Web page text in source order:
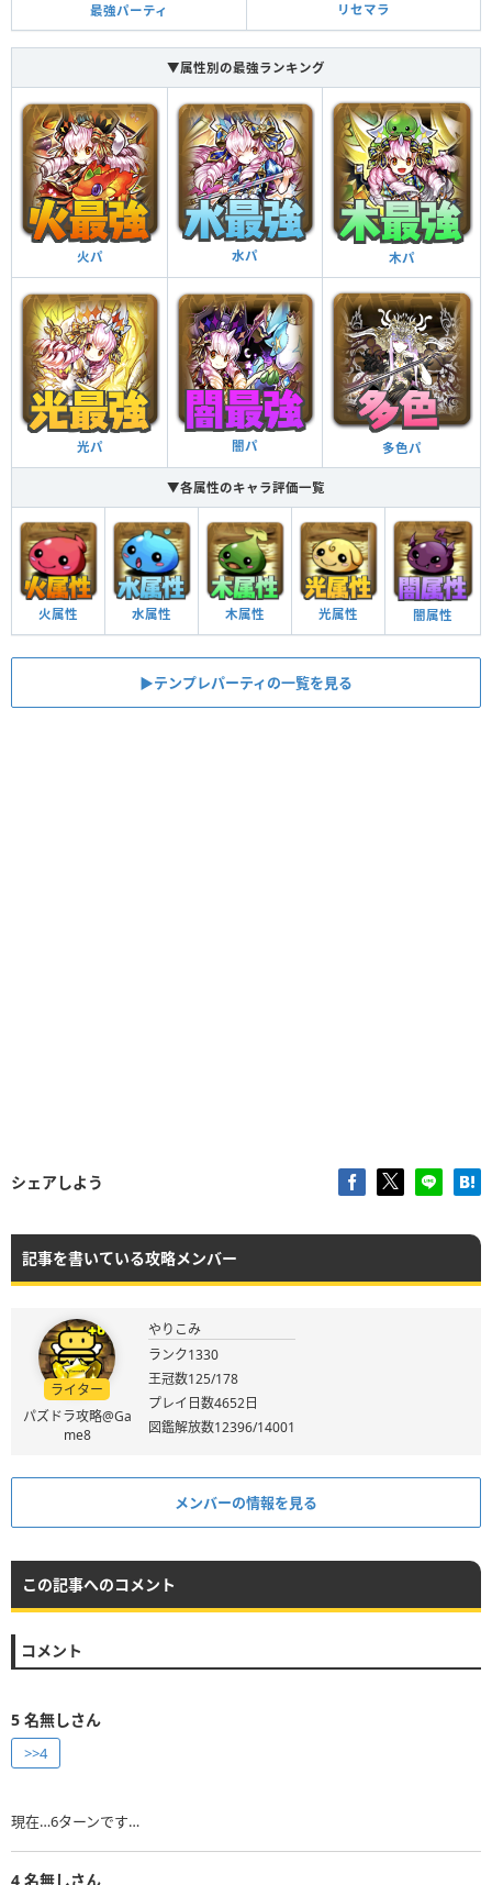
最強パーティ リセマラ
▼属性別の最強ランキング
火パ 水パ 木パ
光パ 闇パ 多色パ
▼各属性のキャラ評価一覧
火属性 水属性 木属性 光属性 闇属性
▶︎テンプレパーティの一覧を見る
シェアしよう
記事を書いている攻略メンバー
ライター
パズドラ攻略@Ga
me8
やりこみ
ランク1330
王冠数125/178
プレイ日数4652日
図鑑解放数12396/14001
メンバーの情報を見る
この記事へのコメント
コメント
5 名無しさん
>>4
現在…6ターンです…
4 名無しさん